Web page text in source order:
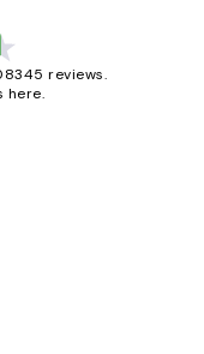
reviews.
here.